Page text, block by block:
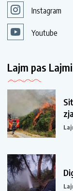
Instagram
Youtube
Lajm pas Lajmi